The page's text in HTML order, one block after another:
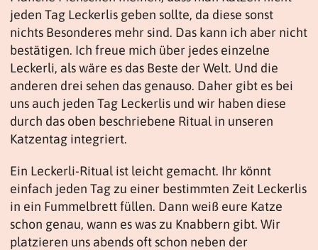
jeden Tag Leckerlis geben sollte, da diese sonst
nichts Besonderes mehr sind. Das kann ich aber nicht
bestätigen. Ich freue mich über jedes einzelne
Leckerli, als wäre es das Beste der Welt. Und die
anderen drei sehen das genauso. Daher gibt es bei
uns auch jeden Tag Leckerlis und wir haben diese
durch das oben beschriebene Ritual in unseren
Katzentag integriert.
Ein Leckerli-Ritual ist leicht gemacht. Ihr könnt
einfach jeden Tag zu einer bestimmten Zeit Leckerlis
in ein Fummelbrett füllen. Dann weiß eure Katze
schon genau, wann es was zu Knabbern gibt. Wir
platzieren uns abends oft schon neben der